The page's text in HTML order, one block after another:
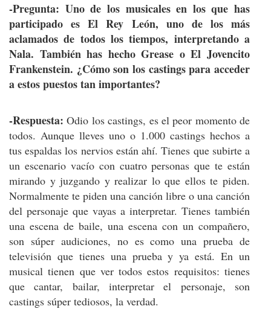
-Pregunta: Uno de los musicales en los que has
participado es El Rey León, uno de los más
aclamados de todos los tiempos, interpretando a
Nala. También has hecho Grease o El Jovencito
Frankenstein. ¿Cómo son los castings para acceder
a estos puestos tan importantes?
-Respuesta:Odio los castings, es el peor momento de
todos. Aunque lleves uno o 1.000 castings hechos a
tus espaldas los nervios están ahí. Tienes que subirte a
un escenario vacío con cuatro personas que te están
mirando y juzgando y realizar lo que ellos te piden.
Normalmente te piden una canción libre o una canción
del personaje que vayas a interpretar. Tienes también
una escena de baile, una escena con un compañero,
son súper audiciones, no es como una prueba de
televisión que tienes una prueba y ya está. En un
musical tienen que ver todos estos requisitos: tienes
que cantar, bailar, interpretar el personaje, son
castings súper tediosos, la verdad.